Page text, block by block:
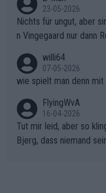
23-05-2026
Nichts für ungut, aber
n Vingegaard nur dann
willi64
07-05-2026
wie spielt man denn
FlyingWvA
16-04-2026
Tut mir leid, aber so
Bjerg, dass niemand